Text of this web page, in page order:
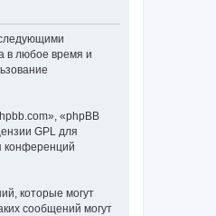
в любое время и
«phpBB
GPL для
конференций
которые могут
сообщений могут